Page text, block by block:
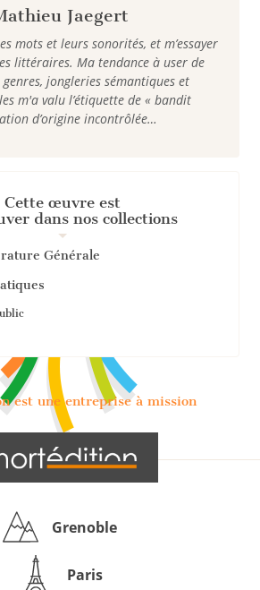
Jaegert
mots et leurs sonorités, et m’essayer
littéraires. Ma tendance à user de
jongleries sémantiques et
m'a valu l’étiquette de « bandit
d’origine incontrôlée…
Cette œuvre est
dans nos collections
Générale
est une entreprise à mission
Grenoble
Paris